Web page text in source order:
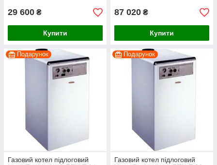
29 600 ₴
Купити
87 020 ₴
Купити
Подарунок
Газовий котел підлоговий
Подарунок
Газовий котел підлоговий